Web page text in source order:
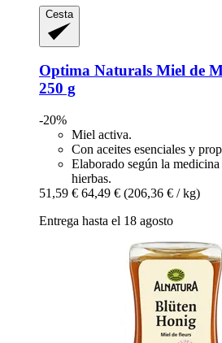
Cesta
Optima Naturals Miel de
250 g
-20%
Miel activa.
Con aceites esenciales y
Elaborado según la
hierbas.
51,59 € 64,49 € (206,36 € / kg)
Entrega hasta el 18 agosto